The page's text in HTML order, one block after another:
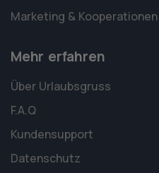
Marketing & Kooperationen
Mehr erfahren
Über Urlaubsgruss
F.A.Q
Kundensupport
Datenschutz